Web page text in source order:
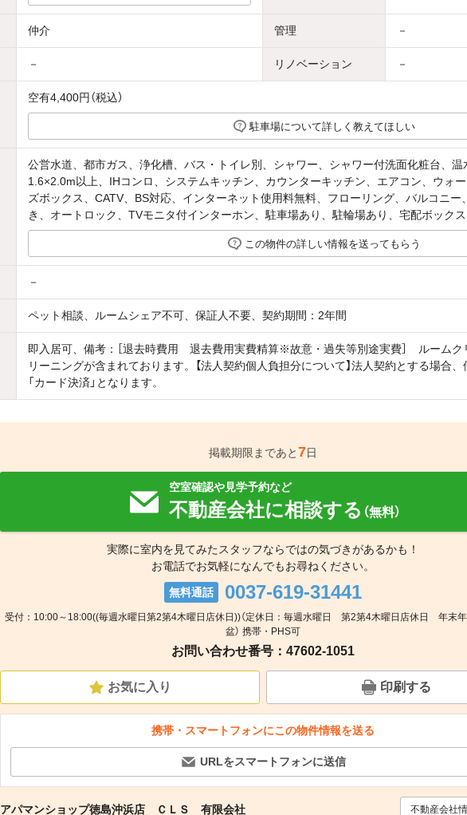
仲介 管理 －
－ リノベーション －
空有4,400円（税込）
駐車場について詳しく教えてほしい
公営水道、都市ガス、浄化槽、バス・トイレ別、シャワー、シャワー付洗面化粧台、
1.6×2.0m以上、IHコンロ、システムキッチン、カウンターキッチン、エアコン、ウォ
ズボックス、CATV、BS対応、インターネット使用料無料、フローリング、バルコニ
き、オートロック、TVモニタ付インターホン、駐車場あり、駐輪場あり、宅配ボックス
この物件の詳しい情報を送ってもらう
－
ペット相談、ルームシェア不可、保証人不要、契約期間：2年間
即入居可、備考：［退去時費用 退去費用実費精算※故意・過失等別途実費］ ルームク
リーニングが含まれております。【法人契約個人負担分について】法人契約とする場合
「カード決済」となります。
掲載期限まであと7日
空室確認や見学予約など
不動産会社に相談する （無料）
実際に室内を見てみたスタッフならではの気づきがあるかも！
お電話でお気軽になんでもお尋ねください。
無料通話 0037-619-31441
受付：10:00～18:00((毎週水曜日第2第4木曜日店休日))（定休日：毎週水曜日 第2第4木曜日店休日 年
盆） 携帯・PHS可
お問い合わせ番号：47602-1051
お気に入り 印刷する
携帯・スマートフォンにこの物件情報を送る
URLをスマートフォンに送信
アパマンショップ徳島沖浜店 ＣＬＳ 有限会社 不動産会社